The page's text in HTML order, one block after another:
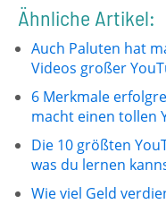
Ähnliche Artikel:
Auch Paluten hat
Videos großer
6 Merkmale
macht einen tollen
Die 10 größten
was du lernen
Wie viel Geld